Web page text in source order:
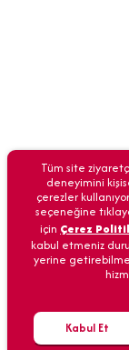
Anasayfa
Tüm site
deneyimini
çerezler
seçeneğine
için Çerez
kabul etmeniz
yerine
Kabul Et